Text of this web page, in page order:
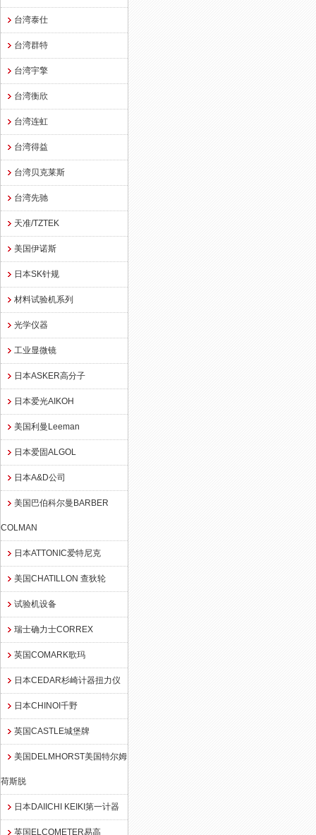
台湾泰仕
台湾群特
台湾宇擎
台湾衡欣
台湾连虹
台湾得益
台湾贝克莱斯
台湾先驰
天准/TZTEK
美国伊诺斯
日本SK针规
材料试验机系列
光学仪器
工业显微镜
日本ASKER高分子
日本爱光AIKOH
美国利曼Leeman
日本爱固ALGOL
日本A&D公司
美国巴伯科尔曼BARBER
COLMAN
日本ATTONIC爱特尼克
美国CHATILLON 查狄轮
试验机设备
瑞士确力士CORREX
英国COMARK歌玛
日本CEDAR杉崎计器扭力仪
日本CHINOI千野
英国CASTLE城堡牌
美国DELMHORST美国特尔姆
荷斯脱
日本DAIICHI KEIKI第一计器
英国ELCOMETER易高